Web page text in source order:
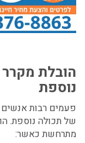
הובלת מקרר
נוספת
פעמים רבות אנשים
של תכולה נוספת.
מתרחשת כאשר: